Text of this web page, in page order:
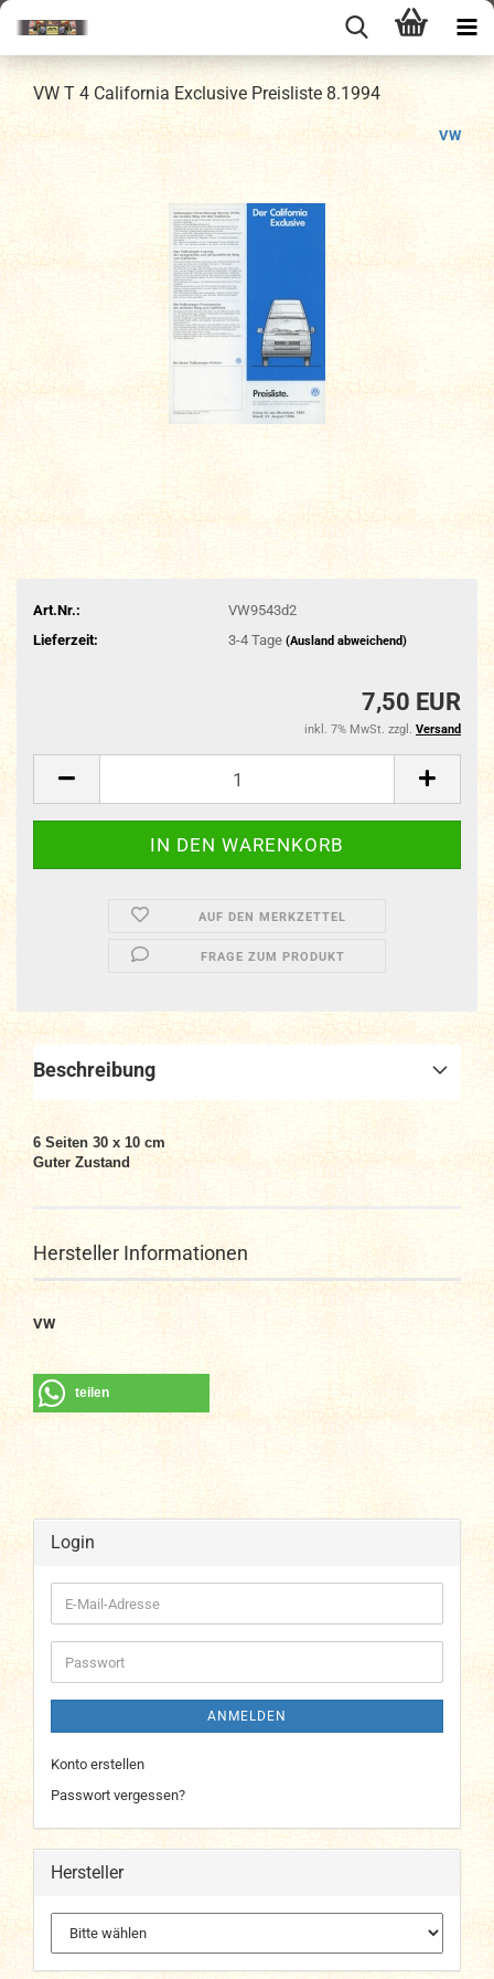
VW T 4 California Exclusive Preisliste 8.1994
VW
Art.Nr.:
VW9543d2
Lieferzeit:
3-4 Tage (Ausland abweichend)
7,50 EUR
inkl. 7% MwSt. zzgl. Versand
AUF DEN MERKZETTEL
FRAGE ZUM PRODUKT
Beschreibung
6 Seiten 30 x 10 cm
Guter Zustand
Hersteller Informationen
VW
teilen
Login
E-
Mail-
Adresse
Passwort
ANMELDEN
Konto erstellen
Passwort vergessen?
Hersteller